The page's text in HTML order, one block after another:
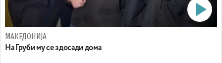
МАКЕДОНИЈА
На Груби му се здосади дома